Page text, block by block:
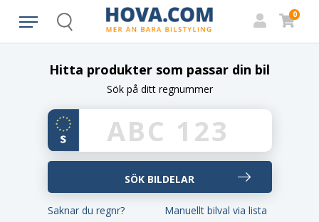
Search
0
Hitta produkter som passar din bil
Sök på ditt regnummer
Saknar du regnr? Manuellt bilval via lista